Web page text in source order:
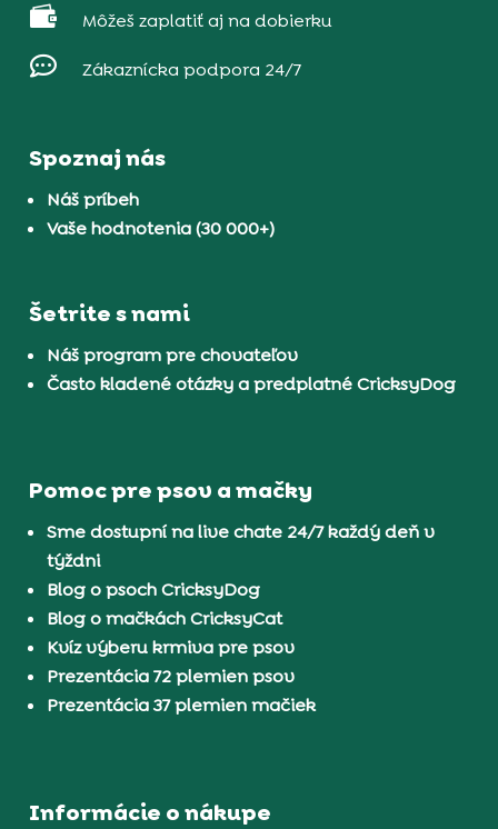
 Môžeš zaplatiť aj na dobierku
 Zákaznícka podpora 24/7
Spoznaj nás
Náš príbeh
Vaše hodnotenia (30 000+)
Šetrite s nami
Náš program pre chovateľov
Často kladené otázky a predplatné CricksyDog
Pomoc pre psov a mačky
Sme dostupní na live chate 24/7 každý deň v
týždni
Blog o psoch CricksyDog
Blog o mačkách CricksyCat
Kvíz výberu krmiva pre psov
Prezentácia 72 plemien psov
Prezentácia 37 plemien mačiek
Informácie o nákupe